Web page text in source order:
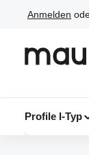
Hauptinhalt
Zur Suche
Zur
Anmelden
Profile I-Typ